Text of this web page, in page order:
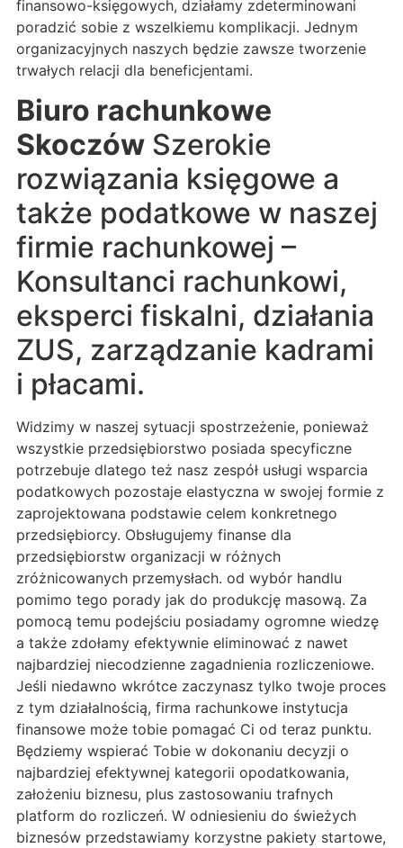
finansowo-księgowych, działamy zdeterminowani
poradzić sobie z wszelkiemu komplikacji. Jednym
organizacyjnych naszych będzie zawsze tworzenie
trwałych relacji dla beneficjentami.
Biuro rachunkowe
Skoczów Szerokie
rozwiązania księgowe a
także podatkowe w naszej
firmie rachunkowej –
Konsultanci rachunkowi,
eksperci fiskalni, działania
ZUS, zarządzanie kadrami
i płacami.
Widzimy w naszej sytuacji spostrzeżenie, ponieważ
wszystkie przedsiębiorstwo posiada specyficzne
potrzebuje dlatego też nasz zespół usługi wsparcia
podatkowych pozostaje elastyczna w swojej formie z
zaprojektowana podstawie celem konkretnego
przedsiębiorcy. Obsługujemy finanse dla
przedsiębiorstw organizacji w różnych
zróżnicowanych przemysłach. od wybór handlu
pomimo tego porady jak do produkcję masową. Za
pomocą temu podejściu posiadamy ogromne wiedzę
a także zdołamy efektywnie eliminować z nawet
najbardziej niecodzienne zagadnienia rozliczeniowe.
Jeśli niedawno wkrótce zaczynasz tylko twoje proces
z tym działalnością, firma rachunkowe instytucja
finansowe może tobie pomagać Ci od teraz punktu.
Będziemy wspierać Tobie w dokonaniu decyzji o
najbardziej efektywnej kategorii opodatkowania,
założeniu biznesu, plus zastosowaniu trafnych
platform do rozliczeń. W odniesieniu do świeżych
biznesów przedstawiamy korzystne pakiety startowe,